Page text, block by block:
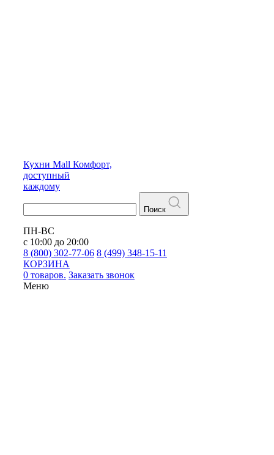
Кухни Mall Комфорт,
доступный
каждому
Поиск
ПН-ВС
с 10:00 до 20:00
8 (800) 302-77-06 8 (499) 348-15-11
КОРЗИНА
0 товаров. Заказать звонок
Меню